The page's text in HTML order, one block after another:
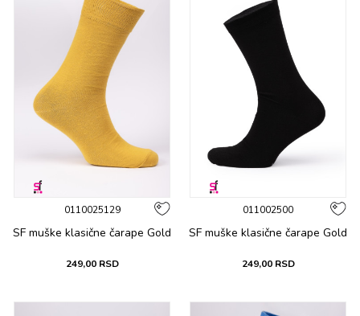
0110025129
SF muške klasične čarape Gold
249,00 RSD
011002500
SF muške klasične čarape Gold
249,00 RSD